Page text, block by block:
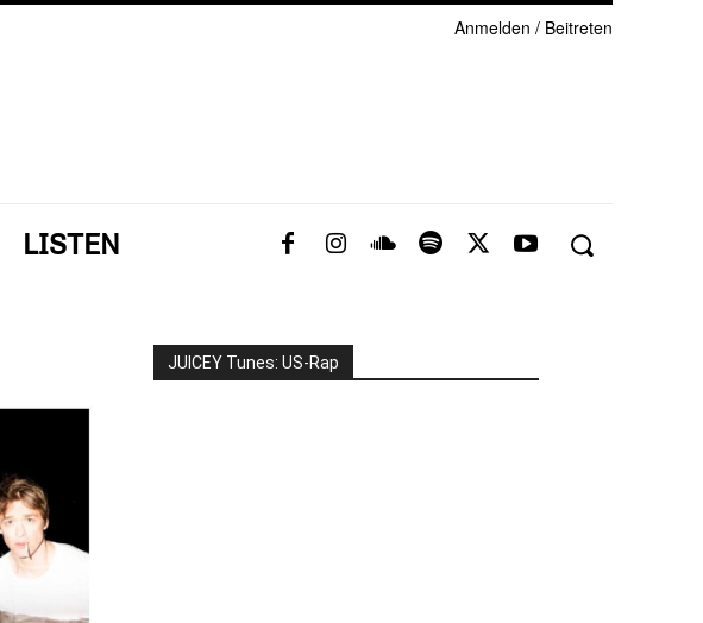
Anmelden / Beitreten
LISTEN
JUICEY Tunes: US-Rap